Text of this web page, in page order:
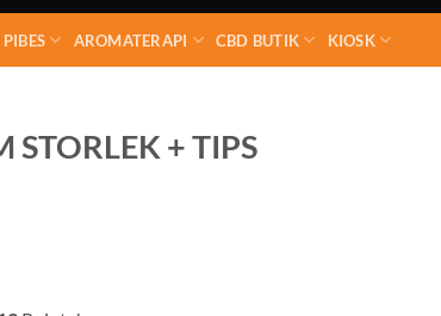
PIBES AROMATERAPI CBD BUTIK KIOSK
+ TIPS